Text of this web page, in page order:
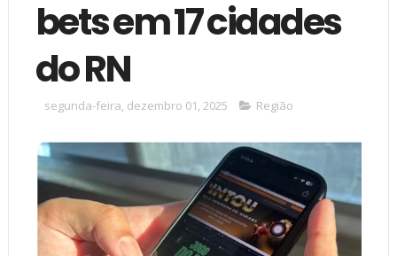
bets em 17 cidades
do RN
segunda-feira, dezembro 01, 2025 Região